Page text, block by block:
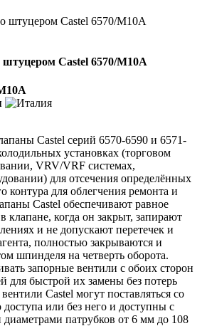
Castel 6570/M10A
Castel серий 6570-6590 и 6571-
установках (торговом
VRV/VRF системах,
для отсечения определённых
контура для облегчения ремонта и
Castel обеспечивают равное
клапане, когда он закрыт, запирают
и не допускают перетечек и
полностью закрываются и
шпинделя на четверть оборота.
запорные вентили с обоих сторон
для быстрой их замены без потерь
Castel могут поставляться со
или без него и доступны с
патрубков от 6 мм до 108